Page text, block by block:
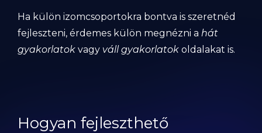
Ha külön izomcsoportokra bontva is szeretnéd
fejleszteni, érdemes külön megnézni a hát
gyakorlatok vagy váll gyakorlatok oldalakat is.
Hogyan fejleszthető